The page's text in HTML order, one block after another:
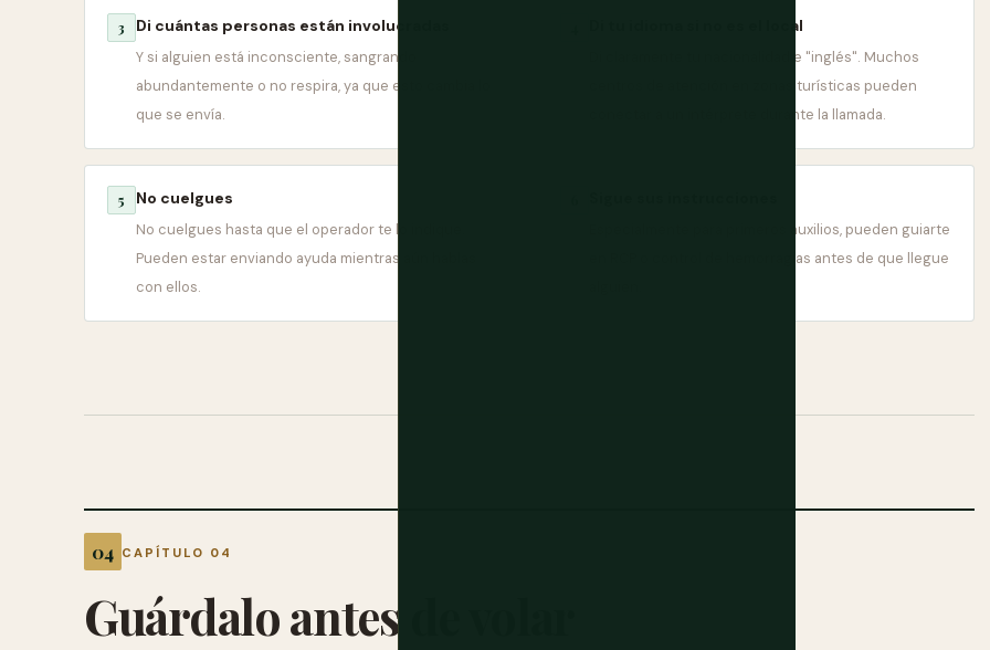
3 Di cuántas personas están involucradas
Y si alguien está inconsciente, sangrando
abundantemente o no respira, ya que esto cambia lo
que se envía.
Di tu idioma si no es el local
Di claramente tu nacionalidad e "inglés". Muchos
centros de atención en zonas turísticas pueden
conectar a un intérprete durante la llamada.
5 No cuelgues
No cuelgues hasta que el operador te lo indique.
Pueden estar enviando ayuda mientras aún hablas
con ellos.
Especialmente para primeros auxilios, pueden guiarte
en RCP o control de hemorragias antes de que llegue
CAPÍTULO 04
Guárdalo antes de volar